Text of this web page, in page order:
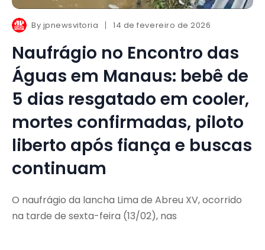
By jpnewsvitoria 14 de fevereiro de 2026
Naufrágio no Encontro das
Águas em Manaus: bebê de
5 dias resgatado em cooler,
mortes confirmadas, piloto
liberto após fiança e buscas
continuam
O naufrágio da lancha Lima de Abreu XV, ocorrido
na tarde de sexta-feira (13/02), nas